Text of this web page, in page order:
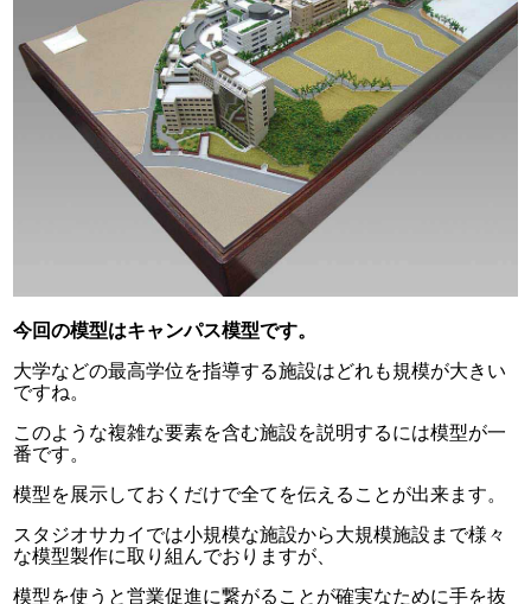
今回の模型はキャンパス模型です。
大学などの最高学位を指導する施設はどれも規模が大きい
ですね。
このような複雑な要素を含む施設を説明するには模型が一
番です。
模型を展示しておくだけで全てを伝えることが出来ます。
スタジオサカイでは小規模な施設から大規模施設まで様々
な模型製作に取り組んでおりますが、
模型を使うと営業促進に繋がることが確実なために手を抜